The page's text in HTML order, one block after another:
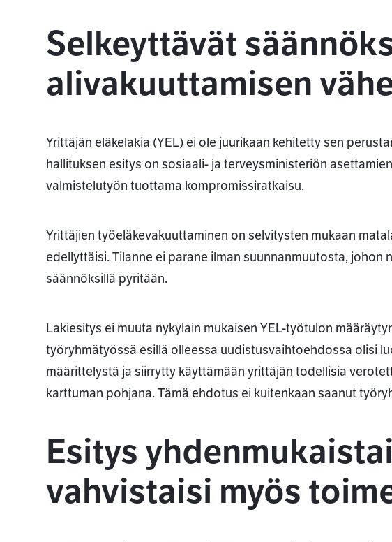
Selkeyttävät
alivakuuttamisen
Yrittäjän eläkelakia (YEL) ei ole juurikaan kehitetty sen
hallituksen esitys on sosiaali- ja terveysministeriön
valmistelutyön tuottama kompromissiratkaisu.
Yrittäjien työeläkevakuuttaminen on selvitysten mukaan
edellyttäisi. Tilanne ei parane ilman suunnanmuutosta, johon
säännöksillä pyritään.
Lakiesitys ei muuta nykylain mukaisen YEL-työtulon
työryhmätyössä esillä olleessa uudistusvaihtoehdossa olisi
määrittelystä ja siirrytty käyttämään yrittäjän todellisia
karttuman pohjana. Tämä ehdotus ei kuitenkaan saanut
Esitys
vahvistaisi myös